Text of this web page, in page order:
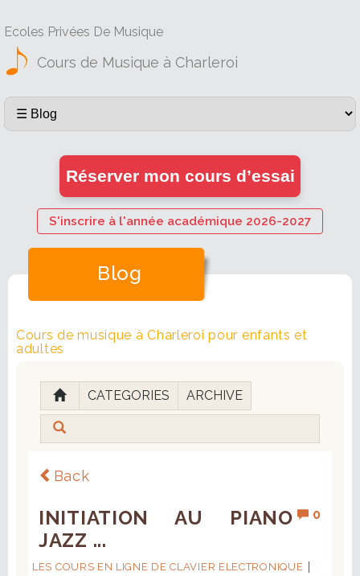
Ecoles Privées De Musique
Cours de Musique à Charleroi
Réserver mon cours d’essai
S'inscrire à l'année académique 2026-2027
Blog
Cours de musique à Charleroi pour enfants et
adultes
CATEGORIES ARCHIVE
Back
0
INITIATION AU PIANO
JAZZ ...
LES COURS EN LIGNE DE CLAVIER ELECTRONIQUE